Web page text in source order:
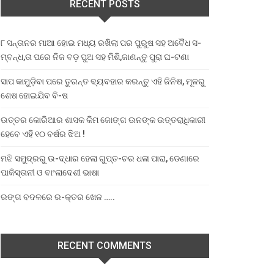
RECENT POSTS
୮ ସନ୍ତାନର ମାଆ ହୋଇ ମଧ୍ୟ ରଖିଲା ପର ପୁରୁଷ ସହ ଅବୈଧ ସ-
ମ୍ବନ୍ଧ,ତା ପରେ ନିଜ ବଡ଼ ପୁଅ ସହ ମିଶି,ଜାଣନ୍ତୁ ପୁରା ଘ-ଟଣା
ସାପ କାମୁଡ଼ିବା ପରେ ତୁରନ୍ତ ବ୍ୟବହାର କରନ୍ତୁ ଏହି ଜିନିଷ, ମୂଳରୁ
ଶେଷ ହୋଇଯିବ ବି-ଷ
ଉତ୍ତର କୋରିଆର ଶାସକ କିମ ଜୋଙ୍ଗ ଉନଙ୍କ ଉତ୍ତରାଧିକାରୀ
ହେବେ ଏହି ୧୦ ବର୍ଷର ଝିଅ !
ମଝି ସମୁଦ୍ରରୁ ଉ-ଦ୍ଧାର ହେଲା ଗୁପ୍ତ-ଚର ଧଳା ପାରା, ଡେଣାରେ
ପାକିସ୍ତାନୀ ଓ ବାଂଲାଦେଶୀ ଭାଷା
ରଙ୍ଗ ବଦଳରେ ର-କ୍ତର ଖେଳ …..
RECENT COMMENTS